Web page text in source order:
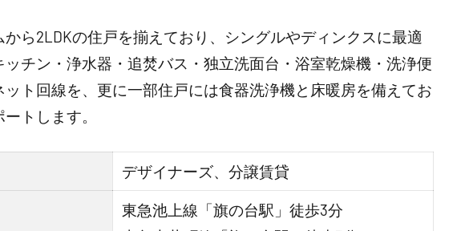
ら2LDKの住戸を揃えており、シングルやディンクスに最適
チン・浄水器・追焚バス・独立洗面台・浴室乾燥機・洗浄便
ト回線を、更に一部住戸には食器洗浄機と床暖房を備えてお
トします。
デザイナーズ、分譲賃貸
東急池上線「旗の台駅」徒歩3分